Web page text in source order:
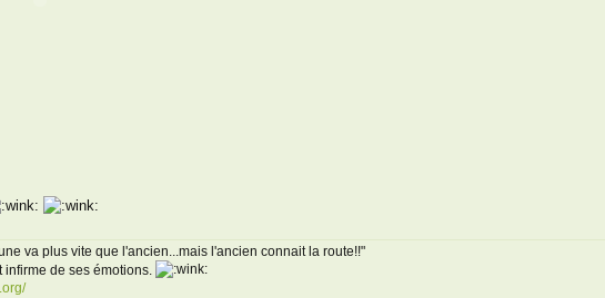
va plus vite que l'ancien...mais l'ancien connait la route!!"
de ses émotions.